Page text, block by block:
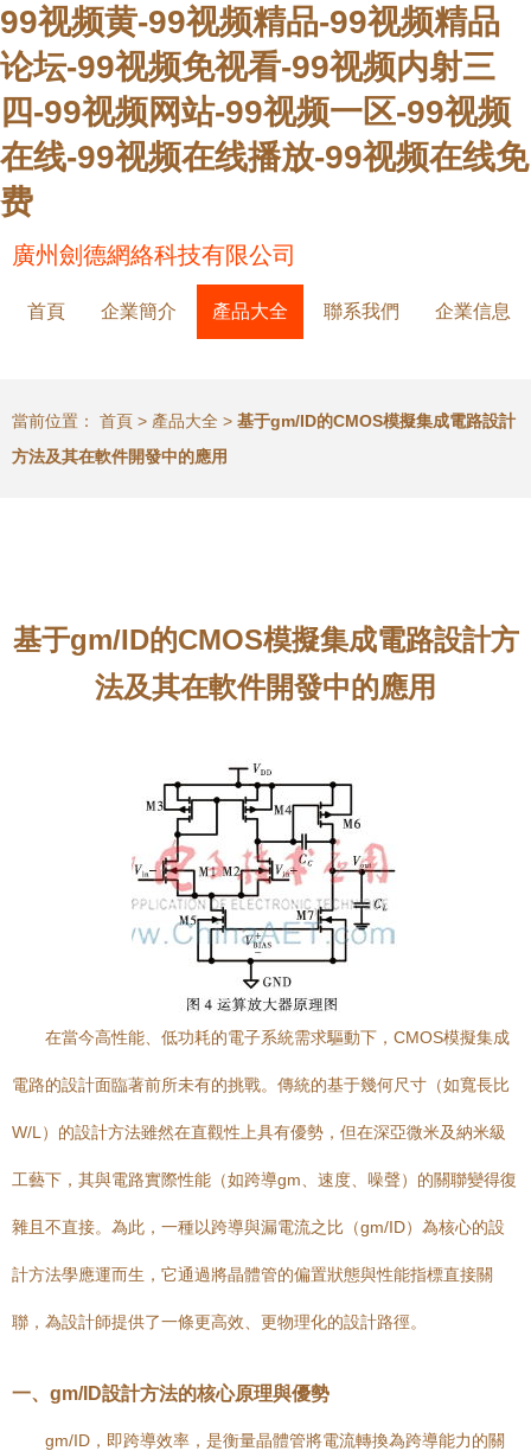
99视频黄-99视频精品-99视频精品
论坛-99视频免视看-99视频内射三
四-99视频网站-99视频一区-99视频
在线-99视频在线播放-99视频在线免
费
廣州劍德網絡科技有限公司
首頁 企業簡介 產品大全 聯系我們 企業信息
當前位置： 首頁 > 產品大全 > 基于gm/ID的CMOS模擬集成電路設計
方法及其在軟件開發中的應用
基于gm/ID的CMOS模擬集成電路設計方
法及其在軟件開發中的應用
在當今高性能、低功耗的電子系統需求驅動下，CMOS模擬集成
電路的設計面臨著前所未有的挑戰。傳統的基于幾何尺寸（如寬長比
W/L）的設計方法雖然在直觀性上具有優勢，但在深亞微米及納米級
工藝下，其與電路實際性能（如跨導gm、速度、噪聲）的關聯變得復
雜且不直接。為此，一種以跨導與漏電流之比（gm/ID）為核心的設
計方法學應運而生，它通過將晶體管的偏置狀態與性能指標直接關
聯，為設計師提供了一條更高效、更物理化的設計路徑。
一、gm/ID設計方法的核心原理與優勢
gm/ID，即跨導效率，是衡量晶體管將電流轉換為跨導能力的關